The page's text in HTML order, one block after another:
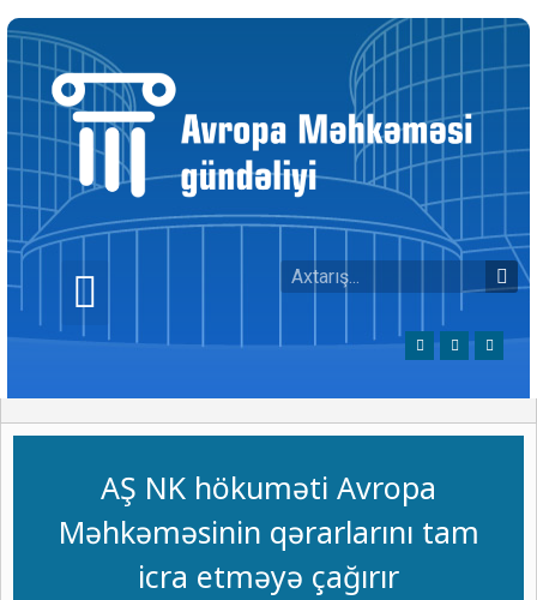
AŞ NK hökuməti Avropa
Məhkəməsinin qərarlarını tam
icra etməyə çağırır